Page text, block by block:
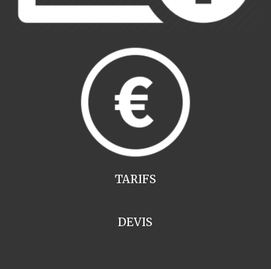
TARIFS
DEVIS